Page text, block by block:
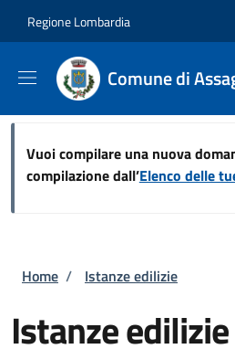
Regione Lombardia
Comune di
Vuoi compilare una nuova
compilazione dall’Elenco delle
Briciole di pane
Home / Istanze edilizie
Istanze edilizie